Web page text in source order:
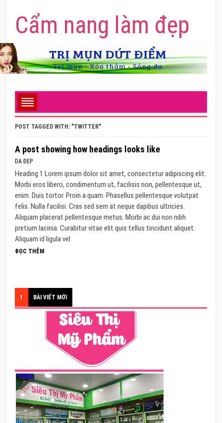
Cẩm nang làm đẹp
POST TAGGED WITH: "TWITTER"
A post showing how headings looks like
DA ĐẸP
Heading 1 Lorem ipsum dolor sit amet, consectetur adipiscing elit.
Morbi eros libero, condimentum ut, facilisis non, pellentesque ut,
enim. Duis tortor. Proin a quam. Phasellus pellentesque volutpat
felis. Nulla facilisi. Cras sed sem at neque dapibus ultricies.
Aliquam placerat pellentesque metus. Morbi ac dui non nibh
pretium lacinia. Curabitur vitae elit quis tellus tincidunt aliquet.
Aliquam id ligula vel
ĐỌC THÊM
1 BÀI VIẾT MỚI